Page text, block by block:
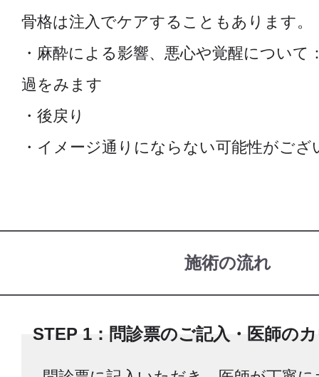
骨格は注入でケアすることもあります。
・麻酔による影響、悪心や覚醒について
過をみます
・後戻り
・イメージ通りにならない可能性がござ
施術の流れ
STEP 1：問診票のご記入・医師の